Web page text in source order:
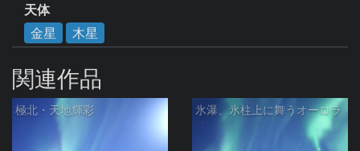
天体
金星
木星
関連作品
極北・天地輝彩 氷瀑、氷柱上に舞うオーロラ